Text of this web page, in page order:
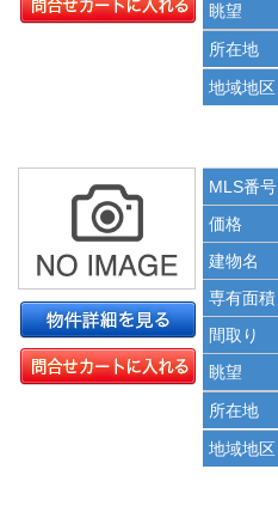
眺望
所在地
地域地区
MLS番号
価格
建物名
専有面積
間取り
眺望
所在地
地域地区